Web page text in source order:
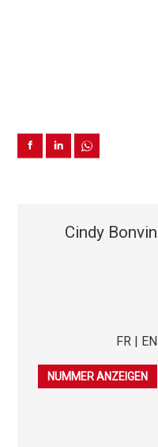
Cindy Bonvin
FR | EN
079 541 03 86
NUMMER ANZEIGEN